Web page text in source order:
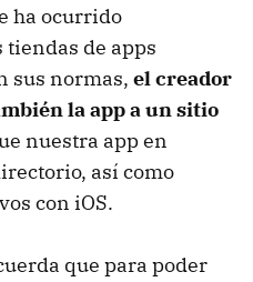
ha ocurrido
de apps
sus normas, el creador
la app a un sitio
nuestra app en
así como
con iOS.
que para poder